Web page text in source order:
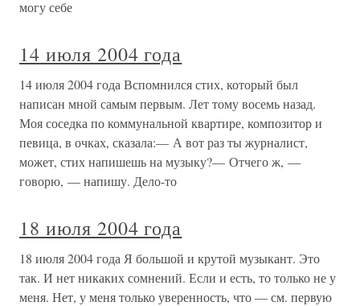
могу себе
14 июля 2004 года
14 июля 2004 года Вспомнился стих, который был
написан мной самым первым. Лет тому восемь назад.
Моя соседка по коммунальной квартире, композитор и
певица, в очках, сказала:— А вот раз ты журналист,
может, стих напишешь на музыку?— Отчего ж, —
говорю, — напишу. Дело-то
18 июля 2004 года
18 июля 2004 года Я большой и крутой музыкант. Это
так. И нет никаких сомнений. Если и есть, то только не у
меня. Нет, у меня только уверенность, что — см. первую